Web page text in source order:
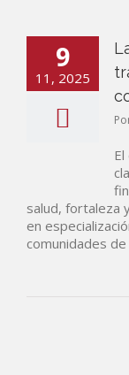
9
11, 2025
salud, fortaleza
en
comunidades